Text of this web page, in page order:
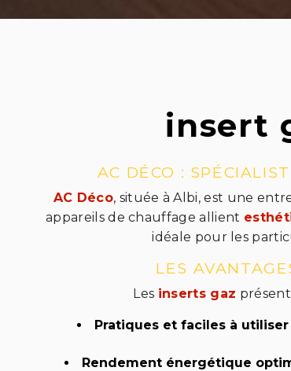
insert
AC DÉCO :
AC Déco, située à Albi, est une
appareils de chauffage allient
idéale pour les
LES
Les inserts gaz
Pratiques et faciles à utiliser
Rendement énergétique